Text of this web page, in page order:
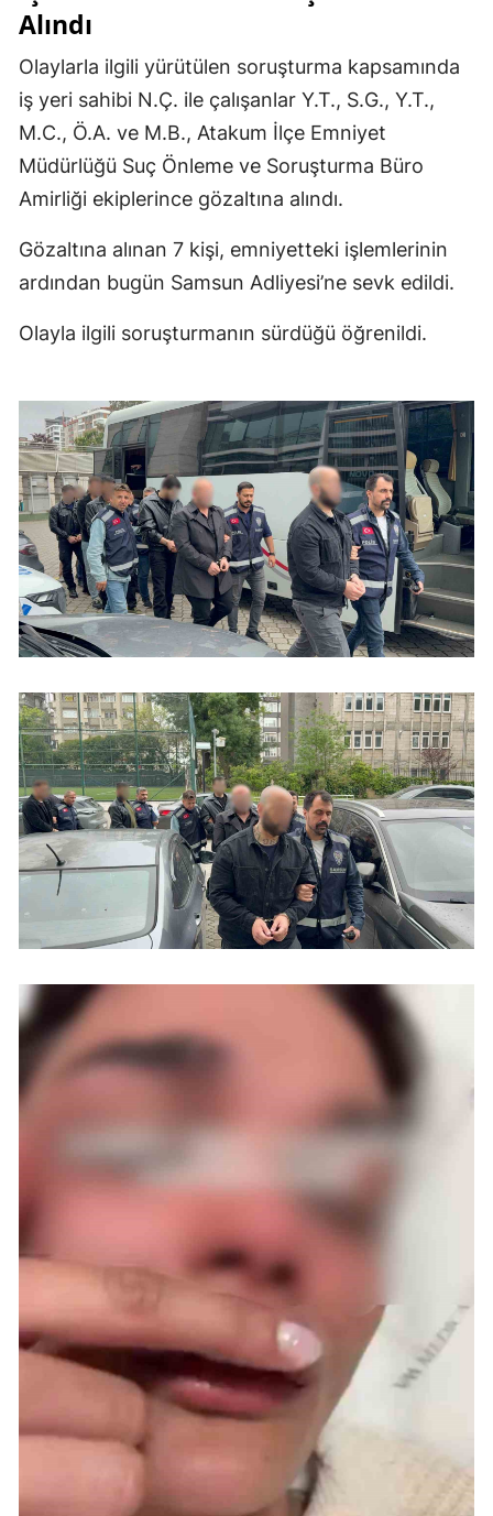
Alındı
Olaylarla ilgili yürütülen soruşturma kapsamında
iş yeri sahibi N.Ç. ile çalışanlar Y.T., S.G., Y.T.,
M.C., Ö.A. ve M.B., Atakum İlçe Emniyet
Müdürlüğü Suç Önleme ve Soruşturma Büro
Amirliği ekiplerince gözaltına alındı.
Gözaltına alınan 7 kişi, emniyetteki işlemlerinin
ardından bugün Samsun Adliyesi’ne sevk edildi.
Olayla ilgili soruşturmanın sürdüğü öğrenildi.